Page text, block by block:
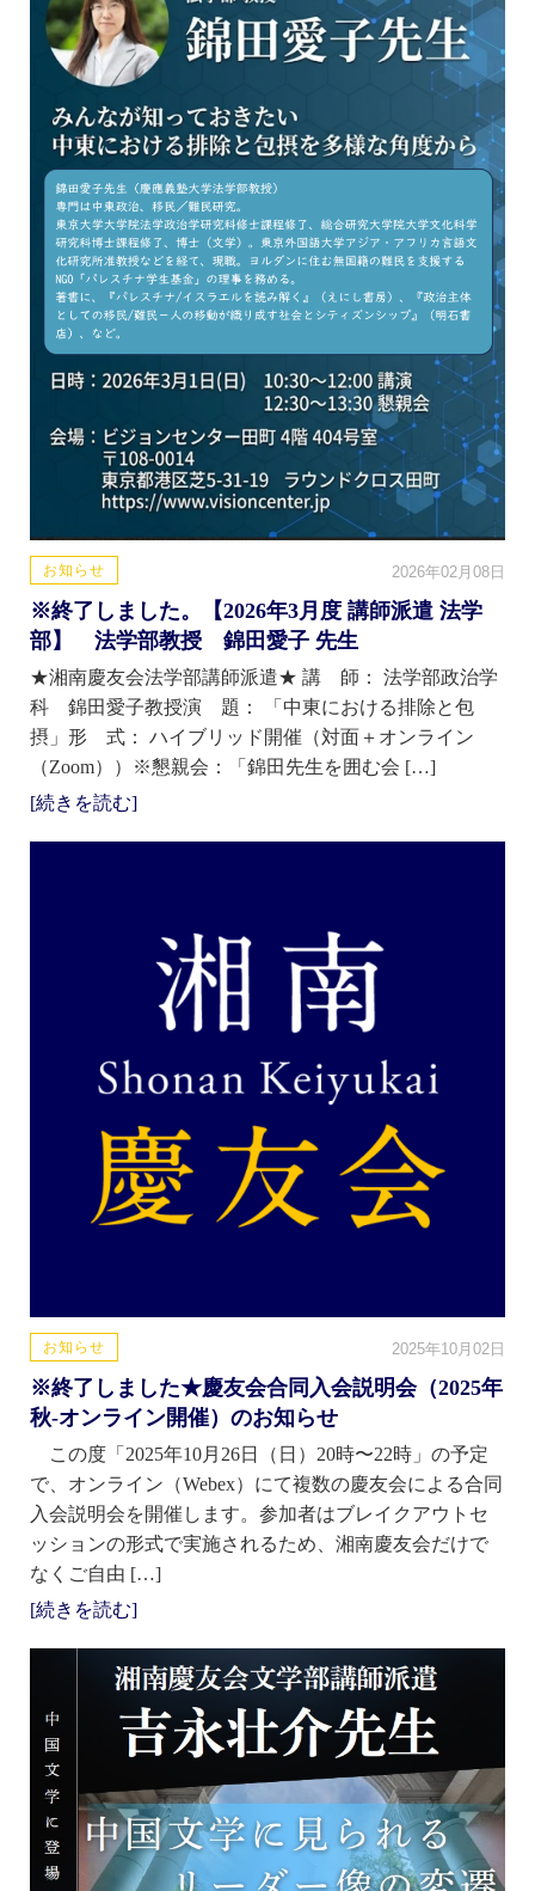
お知らせ 2026年02月08日
※終了しました。【2026年3月度 講師派遣 法学
部】 法学部教授 錦田愛子 先生
★湘南慶友会法学部講師派遣★ 講 師： 法学部政治学
科 錦田愛子教授演 題： 「中東における排除と包
摂」形 式： ハイブリッド開催（対面＋オンライン
（Zoom））※懇親会：「錦田先生を囲む会 […]
[続きを読む]
お知らせ 2025年10月02日
※終了しました★慶友会合同入会説明会（2025年
秋-オンライン開催）のお知らせ
この度「2025年10月26日（日）20時〜22時」の予定
で、オンライン（Webex）にて複数の慶友会による合同
入会説明会を開催します。参加者はブレイクアウトセ
ッションの形式で実施されるため、湘南慶友会だけで
なくご自由 […]
[続きを読む]